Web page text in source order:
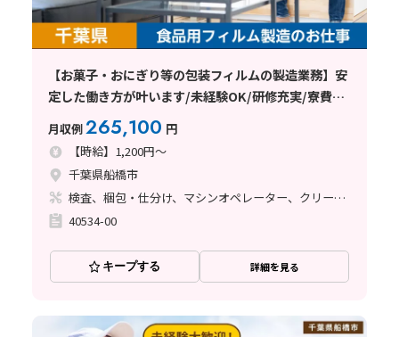
【お菓子・おにぎり等の包装フィルムの製造業務】安
定した働き方が叶います/未経験OK/研修充実/寮費7
万円補助あり/東京近郊＜千葉県船橋市＞
月収例265,100 円
【時給】1,200円～
千葉県船橋市
検査、梱包・仕分け、マシンオペレーター、クリーンルーム、その他
40534-00
キープする 詳細を見る